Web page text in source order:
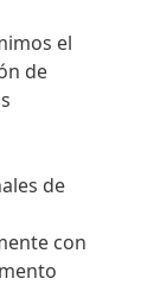
el
de
de
con